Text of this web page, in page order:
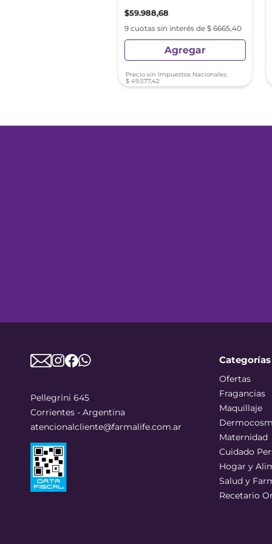
$59.988,68
9 cuotas sin interés de $ 6665,40
Agregar
Precio sin Impuestos Nacionales:
$ 49.577,42
Pellegrini 645
Corrientes - Argentina
atencionalcliente@farmalife.com.ar
Categorías
Ofertas
Fragancias
Maquillaje
Maternidad
Cuidado
Hogar y
Salud y
Recetario